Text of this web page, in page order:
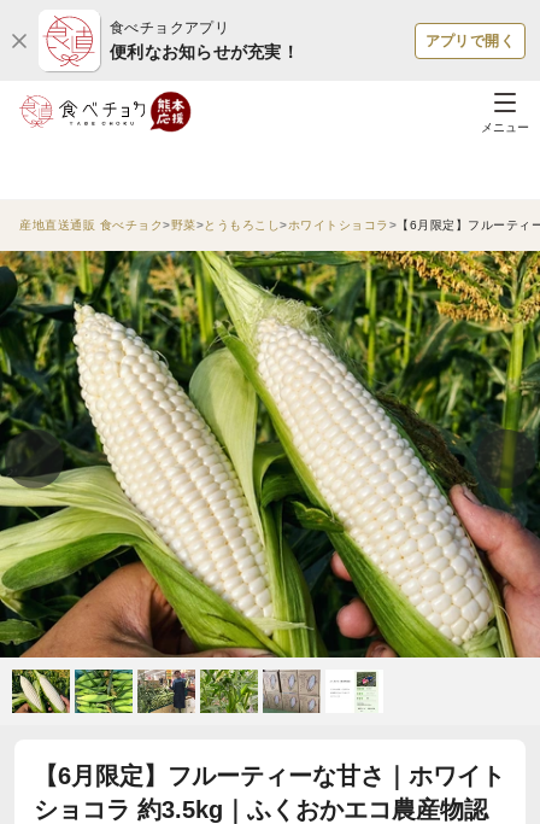
食べチョクアプリ
便利なお知らせが充実！
アプリで開く
メニュー
産地直送通販 食べチョク 野菜 とうもろこし ホワイトショコラ 【6月限定】フルーテ
【6月限定】フルーティーな甘さ｜ホワイト
ショコラ 約3.5kg｜ふくおかエコ農産物認